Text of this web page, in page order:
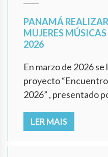
PANAMÁ
MUJERES
2026
En marzo de 2026 se
proyecto
2026” , presentado
LER MAIS